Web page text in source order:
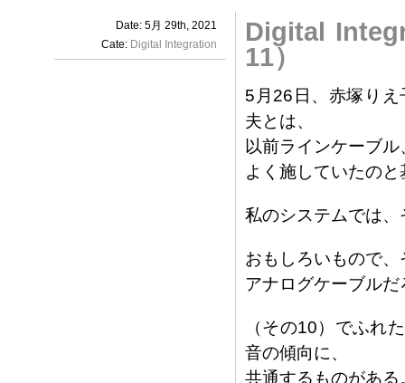
Date: 5月 29th, 2021
Cate: Digital Integration
Digital
11）
5月26日、赤塚り
夫とは、
以前ラインケーブ
よく施していたの
私のシステムでは
おもしろいもので
アナログケーブル
（その10）でふれ
音の傾向に、
共通するものがある